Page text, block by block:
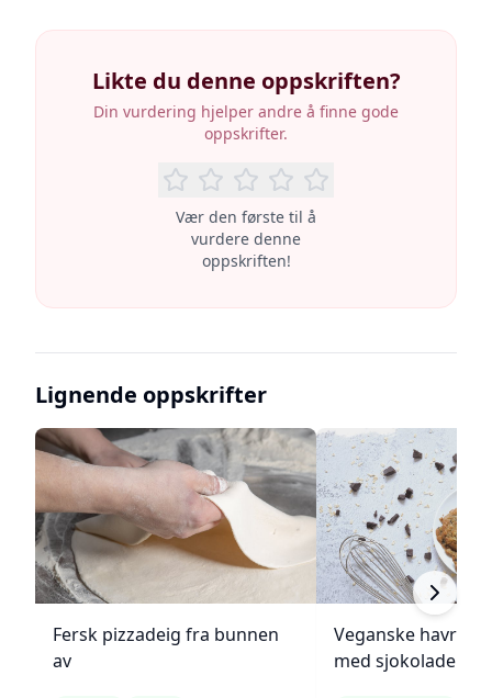
Likte du denne oppskriften?
Din vurdering hjelper andre å finne gode
oppskrifter.
Vær den første til å
vurdere denne
oppskriften!
Lignende oppskrifter
Fersk pizzadeig fra bunnen
av
Veganske
med sjokolade